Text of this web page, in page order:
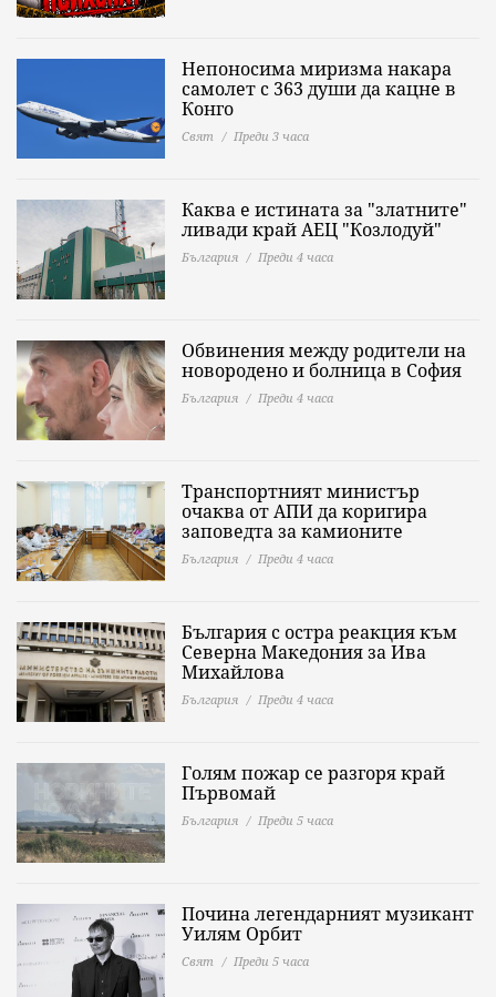
Непоносима миризма накара
самолет с 363 души да кацне в
Конго
Свят Преди 3 часа
Каква е истината за "златните"
ливади край АЕЦ "Козлодуй"
България Преди 4 часа
Обвинения между родители на
новородено и болница в София
България Преди 4 часа
Транспортният министър
очаква от АПИ да коригира
заповедта за камионите
България Преди 4 часа
България с остра реакция към
Северна Македония за Ива
Михайлова
България Преди 4 часа
Голям пожар се разгоря край
Първомай
България Преди 5 часа
Почина легендарният музикант
Уилям Орбит
Свят Преди 5 часа